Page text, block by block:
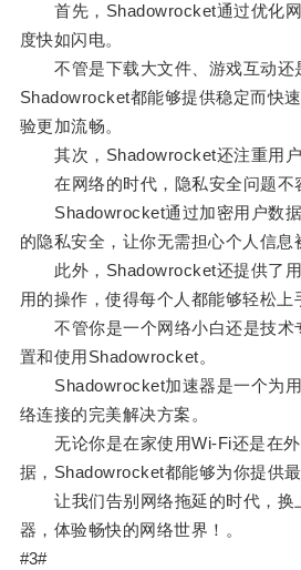
首先，Shadowrocket通过优化网
度快如闪电。
不管是下载大文件、游戏互动还
Shadowrocket都能够提供稳定而快
验更加流畅。
其次，Shadowrocket还注重用户
在网络的时代，隐私安全问题不
Shadowrocket通过加密用户数据
的隐私安全，让你无需担心个人信息
此外，Shadowrocket还提供了用
用的操作，使得每个人都能够轻松上
不管你是一个网络小白还是技术
置和使用Shadowrocket。
Shadowrocket加速器是一个为用
络连接的完美解决方案。
无论你是在家使用Wi-Fi还是在外
据，Shadowrocket都能够为你提供最
让我们告别网络拖延的时代，换
器，体验畅快的网络世界！。
#3#